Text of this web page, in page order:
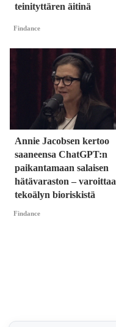
teinityttären äitinä
Findance
Annie Jacobsen kertoo
saaneensa ChatGPT:n
paikantamaan salaisen
hätävaraston – varoittaa
tekoälyn bioriskistä
Findance